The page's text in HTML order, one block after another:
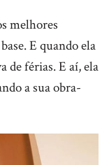
melhores
E quando ela
de férias. E aí, ela
a sua obra-